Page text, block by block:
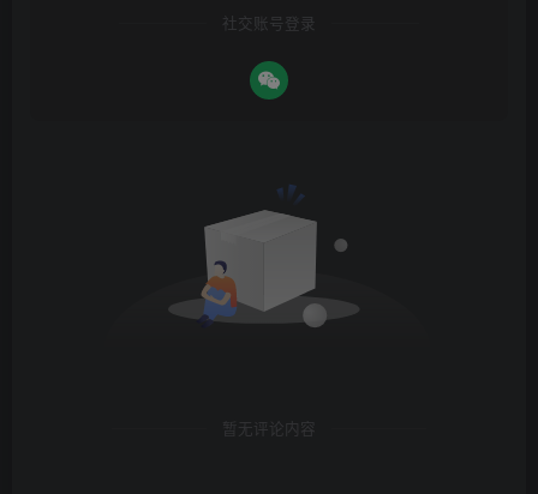
社交账号登录
暂无评论内容